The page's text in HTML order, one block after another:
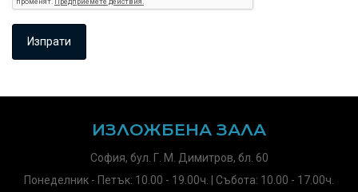
ИЗЛОЖБЕНА ЗАЛА
София, бул. Г. М. Димитров, бл. 60
Понеделник - Петък: 10.00 - 19.00ч. | Събота: 10.00 - 17.00ч.